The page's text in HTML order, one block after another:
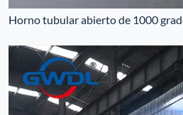
Horno tubular abierto de 1000